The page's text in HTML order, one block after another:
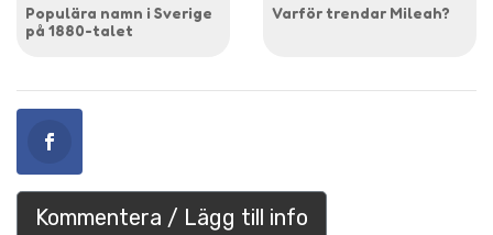
Populära namn i Sverige
på 1880-talet
Varför trendar Mileah?
Kommentera / Lägg till info